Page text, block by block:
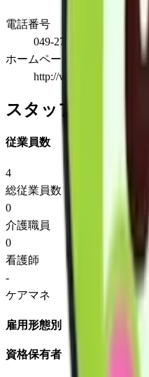
電話番号
049-276-6850
ホームページ
http://welfare21.co.jp
スタッフ情報
従業員数
4
総従業員数
0
介護職員
0
看護師
-
ケアマネ
雇用形態別
資格保有者